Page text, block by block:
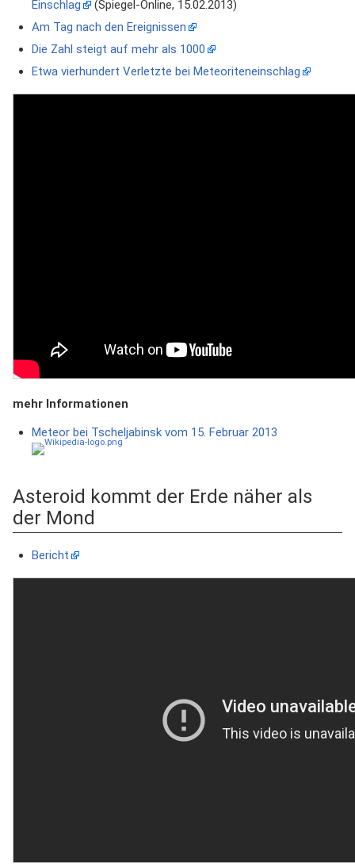
Einschlag
(Spiegel-Online, 15.02.2013)
Am Tag nach den Ereignissen
Die Zahl steigt auf mehr als 1000
Etwa vierhundert Verletzte bei Meteoriteneinschlag
mehr Informationen
Meteor bei Tscheljabinsk vom 15. Februar 2013
Asteroid kommt der Erde näher als
der Mond
Bericht